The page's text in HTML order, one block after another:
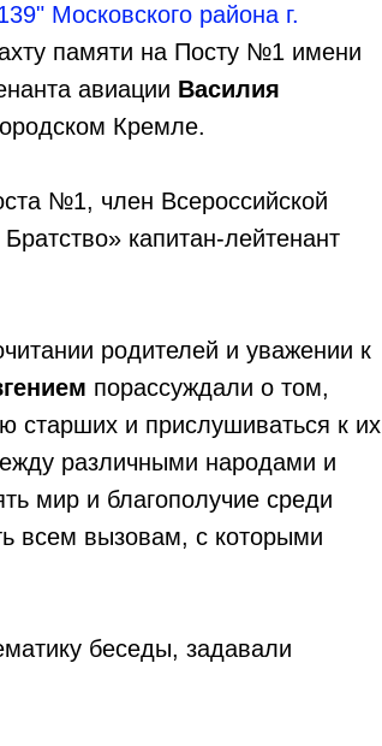
Московского района г.
памяти на Посту №1 имени
авиации Василия
Кремле.
№1, член Всероссийской
капитан-лейтенант
родителей и уважении к
порассуждали о том,
старших и прислушиваться к их
различными народами и
мир и благополучие среди
всем вызовам, с которыми
беседы, задавали